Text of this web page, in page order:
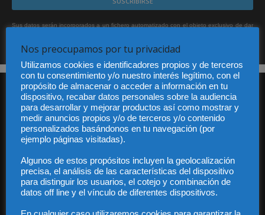
Sus datos serán incorporados a un fichero automatizado con el objeto exclusivo de dar
Quiénes somos
Legal
Privacidad
Nos preocupamos por tu privacidad
Utilizamos cookies e identificadores propios y de terceros
con tu consentimiento y/o nuestro interés legítimo, con el
propósito de almacenar o acceder a información en tu
dispositivo, recabar datos personales sobre la audiencia
para desarrollar y mejorar productos así como mostrar y
medir anuncios propios y/o de terceros y/o contenido
personalizados basándonos en tu navegación (por
ejemplo páginas visitadas).
Algunos de estos propósitos incluyen la geolocalización
precisa, el análisis de las características del dispositivo
para distinguir los usuarios, el cotejo y combinación de
datos off line y el vínculo de diferentes dispositivos.